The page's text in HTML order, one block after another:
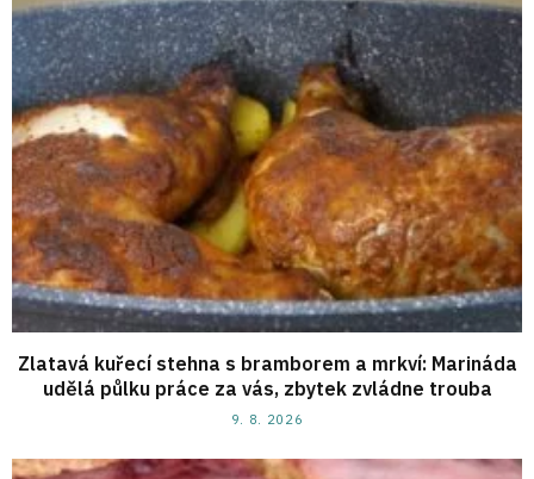
Zlatavá kuřecí stehna s bramborem a mrkví: Marináda
udělá půlku práce za vás, zbytek zvládne trouba
9. 8. 2026